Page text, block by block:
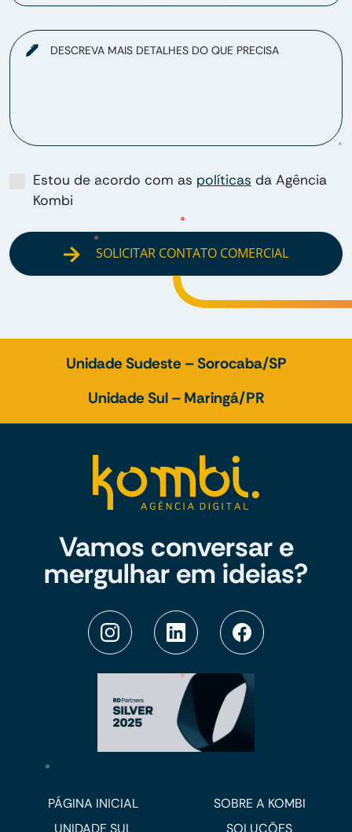
DESCREVA MAIS DETALHES DO QUE PRECISA
Estou de acordo com as políticas da Agência
Kombi
SOLICITAR CONTATO COMERCIAL
Unidade Sudeste – Sorocaba/SP
Unidade Sul – Maringá/PR
Vamos conversar e
mergulhar em ideias?
PÁGINA INICIAL
SOBRE A KOMBI
UNIDADE SUL
SOLUÇÕES